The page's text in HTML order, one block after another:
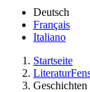
Deutsch
Français
Italiano
Startseite